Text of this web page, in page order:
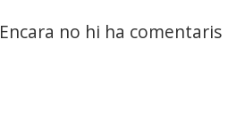
Encara no hi ha comentaris